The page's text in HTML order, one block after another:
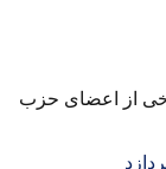
از اعضای حزب